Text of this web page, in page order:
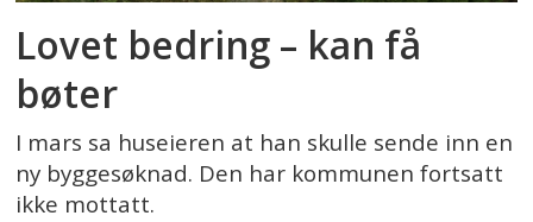
Lovet bedring – kan få
bøter
I mars sa huseieren at han skulle sende inn en
ny byggesøknad. Den har kommunen fortsatt
ikke mottatt.